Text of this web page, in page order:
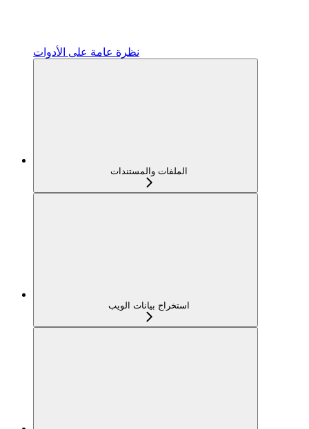
نظرة عامة على الأدوات
الملفات والمستندات
استخراج بيانات الويب